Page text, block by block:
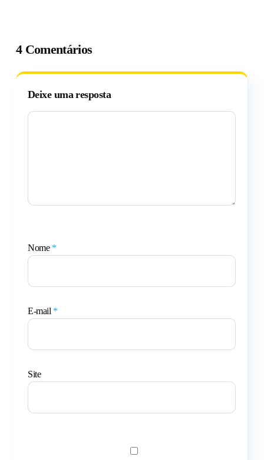
4 Comentários
Deixe uma resposta
Nome *
E-mail *
Site